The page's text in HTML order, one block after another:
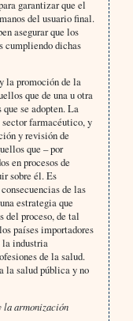
garantizar que el
del usuario final.
asegurar que los
cumpliendo dichas
la promoción de la
que de una u otra
se adopten. La
sector farmacéutico, y
y revisión de
que – por
en procesos de
sobre él. Es
de las
estrategia que
del proceso, de tal
países importadores
la industria
de la salud.
la salud pública y no
la armonización